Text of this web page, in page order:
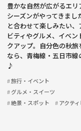
豊かな自然が広がるエリ
シーズンがやってきまし
と合わせて楽しみたい、
ビティやグルメ、イベン
クアップ。自分色の秋旅
なら、青梅線・五日市線
♪
旅行・イベント
グルメ・スイーツ
絶景・スポット
アクテ